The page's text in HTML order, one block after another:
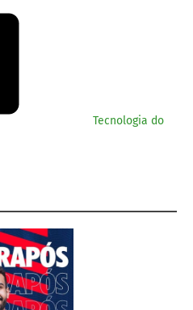
Tecnologia do